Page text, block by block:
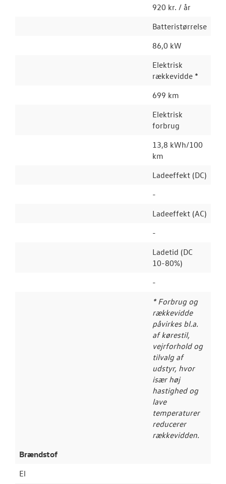
920 kr. / år
Batteristørrelse
86,0 kW
Elektrisk
rækkevidde *
699 km
Elektrisk
forbrug
13,8 kWh/100
km
Ladeeffekt (DC)
-
Ladeeffekt (AC)
-
Ladetid (DC
10-80%)
-
* Forbrug og
rækkevidde
påvirkes bl.a.
af kørestil,
vejrforhold og
tilvalg af
udstyr, hvor
især høj
hastighed og
lave
temperaturer
reducerer
rækkevidden.
Brændstof
El